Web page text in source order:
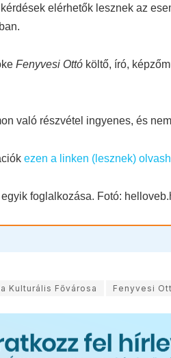
elérhetők lesznek az
Fenyvesi Ottó költő, író,
való részvétel ingyenes, és
ezen a linken (lesznek)
foglalkozása. Fotó:
Kulturális Fővárosa Fenyvesi